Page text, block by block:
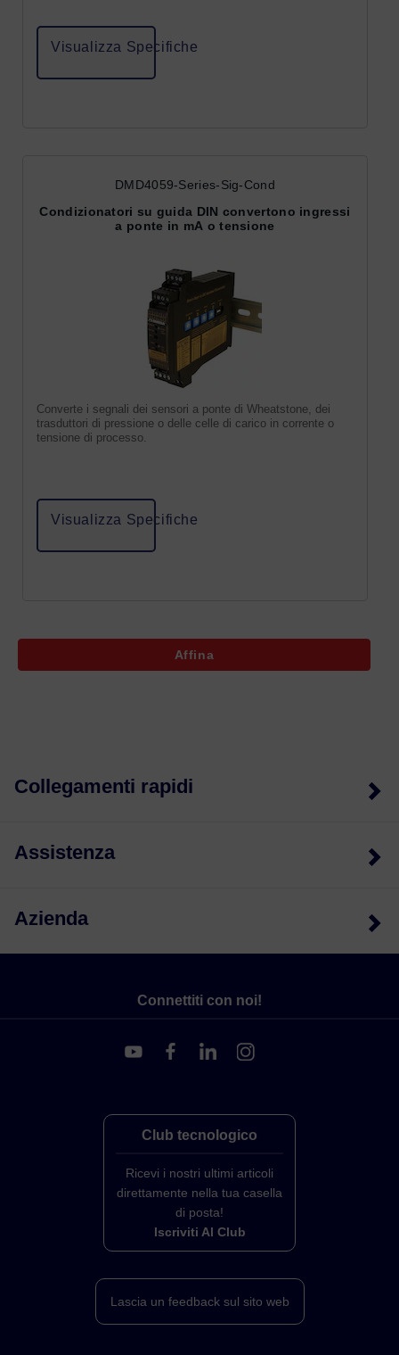
Visualizza Specifiche
DMD4059-Series-Sig-Cond
Condizionatori su guida DIN convertono ingressi
a ponte in mA o tensione
Converte i segnali dei sensori a ponte di Wheatstone, dei
trasduttori di pressione o delle celle di carico in corrente o
tensione di processo.
Visualizza Specifiche
Affina
Collegamenti rapidi
Assistenza
Azienda
Connettiti con noi!
Club tecnologico
Ricevi i nostri ultimi articoli
direttamente nella tua casella
di posta!
Iscriviti Al Club
Lascia un feedback sul sito web